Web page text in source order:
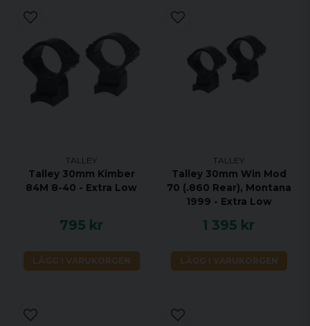
TALLEY
Talley 30mm Kimber
84M 8-40 - Extra Low
795 kr
LÄGG I VARUKORGEN
TALLEY
Talley 30mm Win Mod
70 (.860 Rear), Montana
1999 - Extra Low
1 395 kr
LÄGG I VARUKORGEN